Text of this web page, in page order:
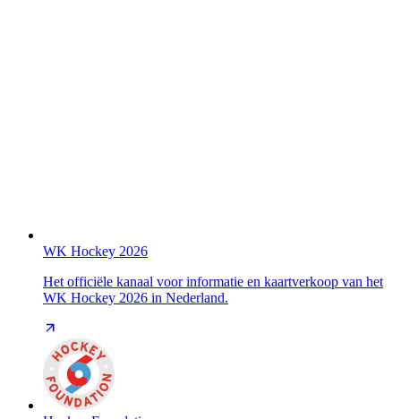
WK Hockey 2026
Het officiële kanaal voor informatie en kaartverkoop van het
WK Hockey 2026 in Nederland.